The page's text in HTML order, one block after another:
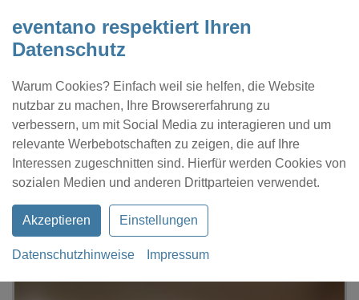
eventano respektiert Ihren
Datenschutz
Warum Cookies? Einfach weil sie helfen, die Website
nutzbar zu machen, Ihre Browsererfahrung zu
verbessern, um mit Social Media zu interagieren und um
relevante Werbebotschaften zu zeigen, die auf Ihre
Interessen zugeschnitten sind. Hierfür werden Cookies von
sozialen Medien und anderen Drittparteien verwendet.
Akzeptieren Einstellungen
Datenschutzhinweise Impressum
Kontakt Location eintragen Profil
Restaurant Steins Traube